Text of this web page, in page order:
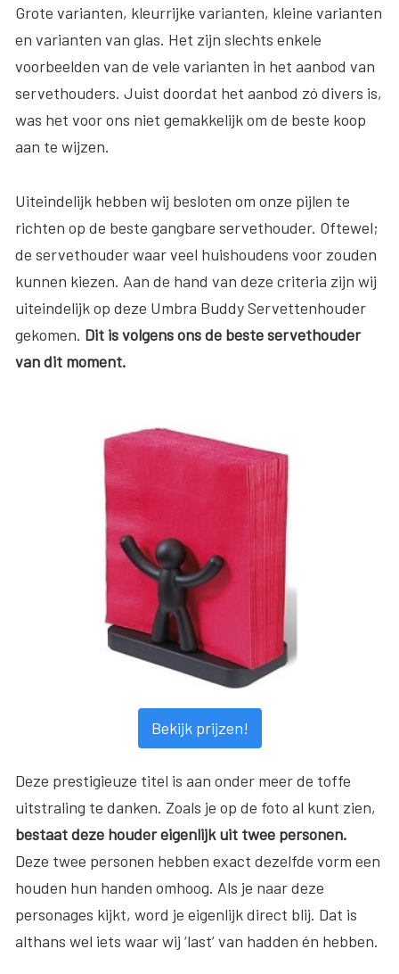
Grote varianten, kleurrijke varianten, kleine varianten
en varianten van glas. Het zijn slechts enkele
voorbeelden van de vele varianten in het aanbod van
servethouders. Juist doordat het aanbod zó divers is,
was het voor ons niet gemakkelijk om de beste koop
aan te wijzen.
Uiteindelijk hebben wij besloten om onze pijlen te
richten op de beste gangbare servethouder. Oftewel;
de servethouder waar veel huishoudens voor zouden
kunnen kiezen. Aan de hand van deze criteria zijn wij
uiteindelijk op deze Umbra Buddy Servettenhouder
gekomen. Dit is volgens ons de beste servethouder
van dit moment.
Bekijk prijzen!
Deze prestigieuze titel is aan onder meer de toffe
uitstraling te danken. Zoals je op de foto al kunt zien,
bestaat deze houder eigenlijk uit twee personen.
Deze twee personen hebben exact dezelfde vorm een
houden hun handen omhoog. Als je naar deze
personages kijkt, word je eigenlijk direct blij. Dat is
althans wel iets waar wij ‘last’ van hadden én hebben.